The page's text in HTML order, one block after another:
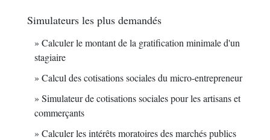
Simulateurs les plus demandés
Calculer le montant de la gratification minimale d'un
stagiaire
Calcul des cotisations sociales du micro-entrepreneur
Simulateur de cotisations sociales pour les artisans et
commerçants
Calculer les intérêts moratoires des marchés publics